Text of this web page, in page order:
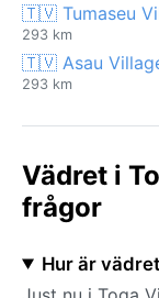
🇹🇻 Tumaseu
293 km
🇹🇻 Asau
293 km
Vädret i
frågor
Hur är